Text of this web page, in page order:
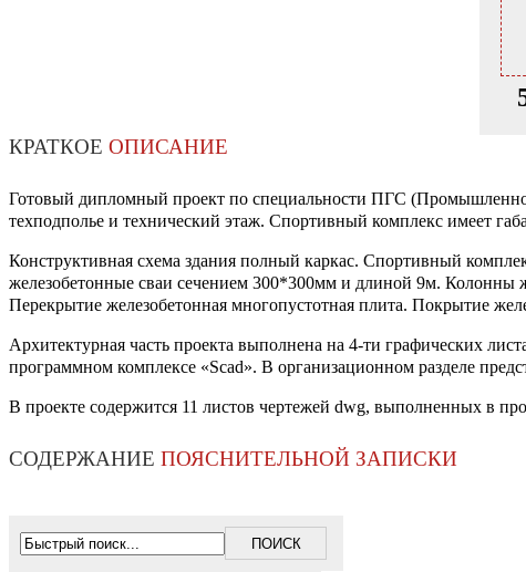
КРАТКОЕ ОПИСАНИЕ
Готовый дипломный проект по специальности ПГС
техподполье и технический этаж. Спортивный комплекс имеет
Конструктивная схема здания полный каркас. Спортивный
железобетонные сваи сечением 300*300мм и длиной 9м.
Перекрытие железобетонная многопустотная плита. Покрытие
Архитектурная часть проекта выполнена на 4-ти графических
программном комплексе «Scad». В организационном разделе
В проекте содержится 11 листов чертежей dwg, выполненных в
СОДЕРЖАНИЕ ПОЯСНИТЕЛЬНОЙ ЗАПИСКИ